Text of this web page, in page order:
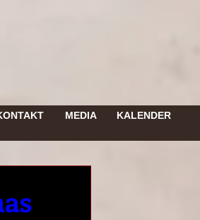
MEDIA KALENDER